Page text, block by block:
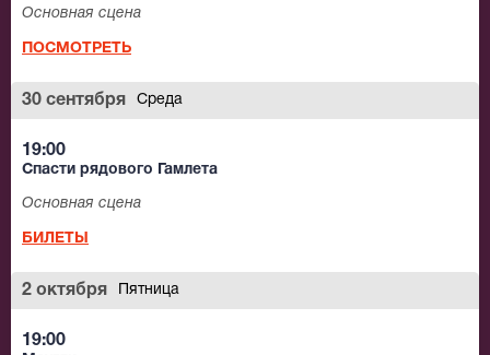
Основная сцена
ПОСМОТРЕТЬ
30 сентября Среда
19:00
Спасти рядового Гамлета
Основная сцена
БИЛЕТЫ
2 октября Пятница
19:00